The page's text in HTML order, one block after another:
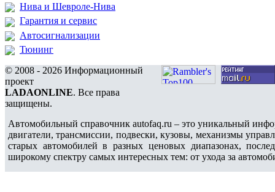
Нива и Шевроле-Нива
Гарантия и сервис
Автосигнализации
Тюнинг
© 2008 - 2026 Информационный
проект
LADAONLINE. Все права
защищены.
Автомобильный справочник autofaq.ru – это уникальный
двигатели, трансмиссии, подвески, кузовы, механизмы
старых автомобилей в разных ценовых диапазонах,
широкому спектру самых интересных тем: от ухода за